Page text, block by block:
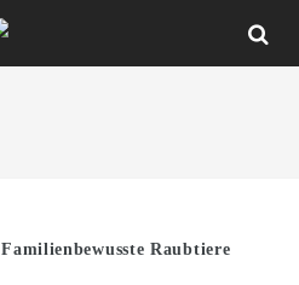
Familienbewusste Raubtiere